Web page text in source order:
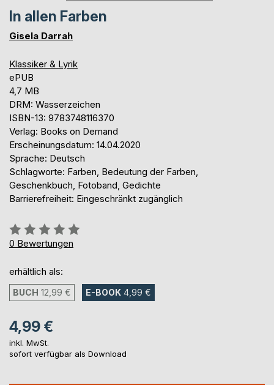
In allen Farben
Gisela Darrah
Klassiker & Lyrik
ePUB
4,7 MB
DRM: Wasserzeichen
ISBN-13: 9783748116370
Verlag: Books on Demand
Erscheinungsdatum: 14.04.2020
Sprache: Deutsch
Schlagworte: Farben, Bedeutung der Farben,
Geschenkbuch, Fotoband, Gedichte
Barrierefreiheit: Eingeschränkt zugänglich
Bewertung::
0%
0 Bewertungen
erhältlich als:
BUCH 12,99 € E-BOOK 4,99 €
4,99 €
inkl. MwSt.
sofort verfügbar als Download